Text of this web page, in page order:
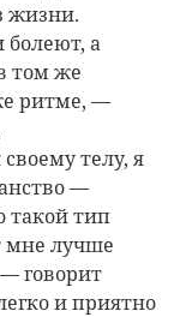
жизни.
а
том же
ритме, —
телу, я
—
такой тип
мне лучше
— говорит
и приятно